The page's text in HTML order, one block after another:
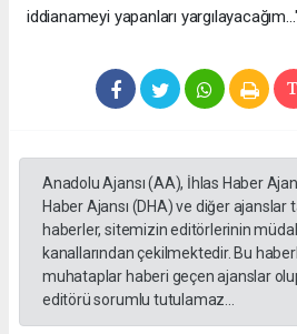
iddianameyi yapanları
Anadolu Ajansı (AA), İhlas Haber
Haber Ajansı (DHA) ve diğer
haberler, sitemizin editörlerinin
kanallarından çekilmektedir. Bu
muhataplar haberi geçen ajanslar
editörü sorumlu tutulamaz...